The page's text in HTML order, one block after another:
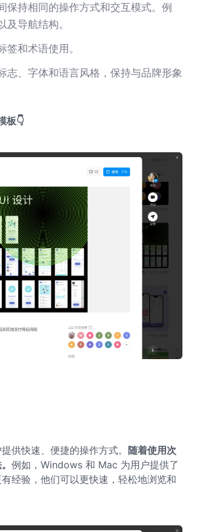
保持相同的操作方式和交互模式。例
导航结构。
签和术语使用。
志、字体和语言风格，保持与品牌形象
板👇
供快速、便捷的操作方式。 随着使用次
例如，Windows 和 Mac 为用户提供了
经验，他们可以更快速，轻松地浏览和